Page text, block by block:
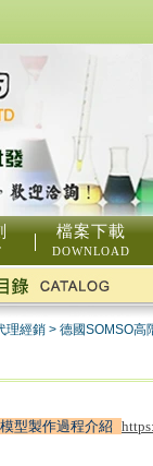
檔案下載
DOWNLOAD
理經銷 > 德國SOMSO高
型製作過程介紹